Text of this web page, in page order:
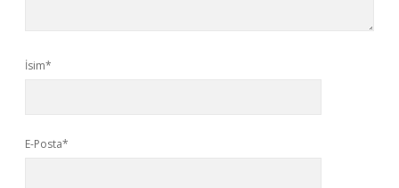
İsim*
E-Posta*